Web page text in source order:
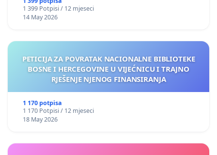
1 399 Potpisi / 12 mjeseci
14 May 2026
PETICIJA ZA POVRATAK NACIONALNE BIBLIOTEKE
BOSNE I HERCEGOVINE U VIJEĆNICU I TRAJNO
RJEŠENJE NJENOG FINANSIRANJA
1 170 potpisa
1 170 Potpisi / 12 mjeseci
18 May 2026